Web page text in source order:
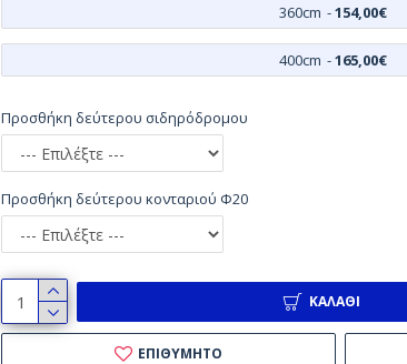
360cm -154,00€
400cm -165,00€
Προσθήκη δεύτερου σιδηρόδρομου
Προσθήκη δεύτερου κονταριού Φ20
ΚΑΛΆΘΙ
ΕΠΙΘΥΜΗΤΌ